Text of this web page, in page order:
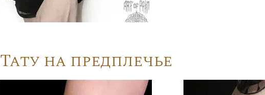
Тату на предплечье